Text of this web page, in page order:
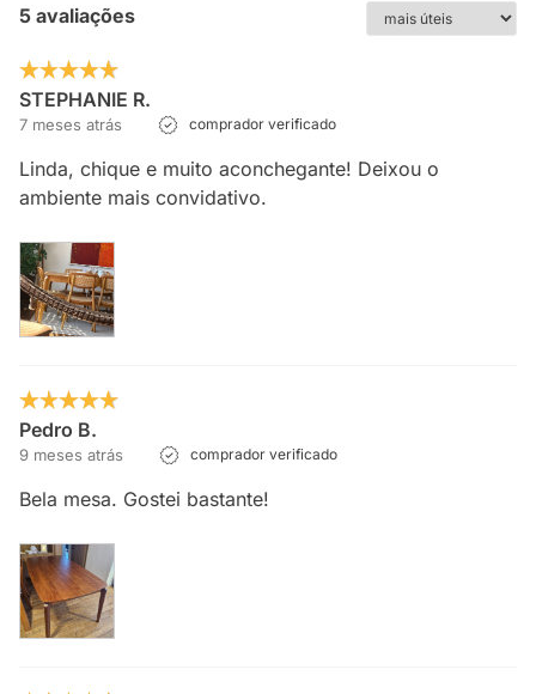
5 avaliações
STEPHANIE R.
7 meses atrás comprador verificado
Linda, chique e muito aconchegante! Deixou o
ambiente mais convidativo.
Pedro B.
9 meses atrás comprador verificado
Bela mesa. Gostei bastante!